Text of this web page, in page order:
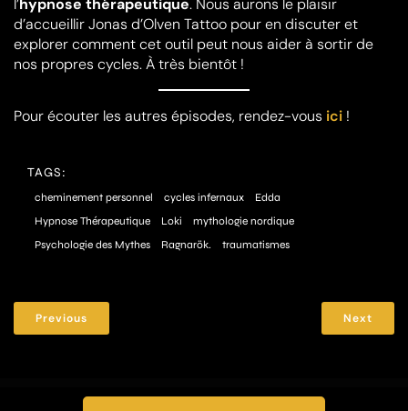
l’hypnose thérapeutique. Nous aurons le plaisir
d’accueillir Jonas d’Olven Tattoo pour en discuter et
explorer comment cet outil peut nous aider à sortir de
nos propres cycles. À très bientôt !
Pour écouter les autres épisodes, rendez-vous ici !
TAGS:
cheminement personnel cycles infernaux
Edda
Hypnose Thérapeutique
Loki
mythologie nordique
Psychologie des Mythes
Ragnarök. traumatismes
Previous Next